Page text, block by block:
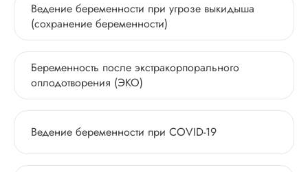
Ведение беременности при угрозе выкидыша
(cохранение беременности)
Беременность после экстракорпорального
оплодотворения (ЭКО)
Ведение беременности при COVID-19